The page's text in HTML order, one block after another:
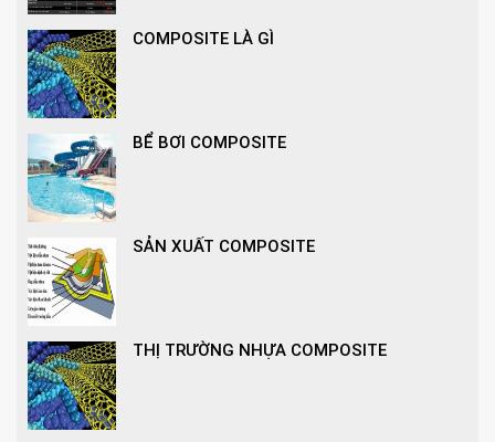
COMPOSITE LÀ GÌ
BỂ BƠI COMPOSITE
SẢN XUẤT COMPOSITE
THỊ TRƯỜNG NHỰA COMPOSITE